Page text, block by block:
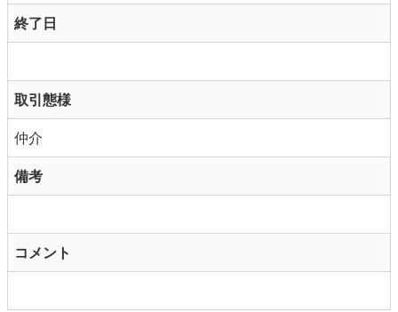
終了日
取引態様
仲介
備考
コメント